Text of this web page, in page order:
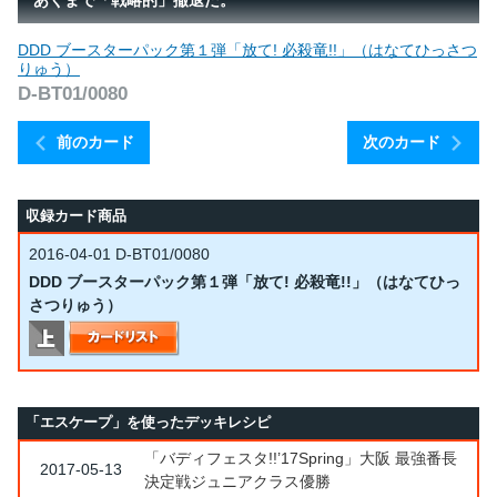
前のカード
DDD ブースターパック第１弾「放て! 必殺竜!!」（はなてひっさつ
りゅう）
D-BT01/0080
次のカード
収録カード商品
2016-04-01 D-BT01/0080
DDD ブースターパック第１弾「放て! 必殺竜!!」（はなてひっ
さつりゅう）
「エスケープ」を使ったデッキレシピ
2017-05-13
「バディフェスタ!!’17Spring」大阪 最強番長
決定戦ジュニアクラス優勝